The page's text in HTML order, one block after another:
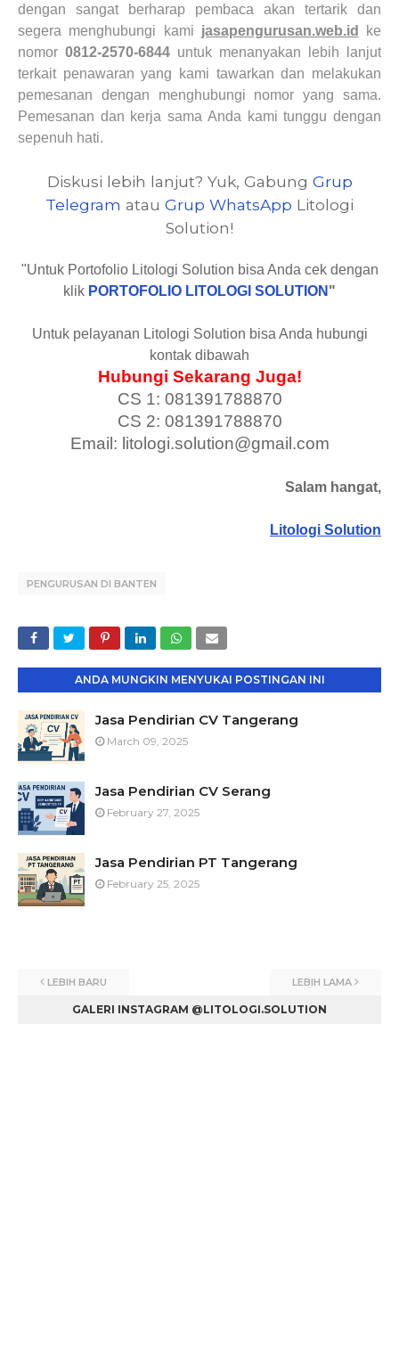
dengan sangat berharap pembaca akan tertarik dan
segera menghubungi kami jasapengurusan.web.id
ke
nomor 0812-2570-6844 untuk menanyakan lebih lanjut
terkait penawaran yang kami tawarkan dan melakukan
pemesanan dengan menghubungi nomor yang sama.
Pemesanan dan kerja sama Anda kami tunggu dengan
sepenuh hati.
Diskusi lebih lanjut? Yuk, Gabung Grup
Telegram atau Grup WhatsApp Litologi
Solution!
"Untuk Portofolio Litologi Solution bisa Anda cek dengan
klik PORTOFOLIO LITOLOGI SOLUTION "
Untuk pelayanan Litologi Solution bisa Anda hubungi
kontak dibawah
Hubungi Sekarang Juga!
CS 1: 081391788870
CS 2: 081391788870
Email: litologi.solution@gmail.com
Salam hangat,
Litologi Solution
PENGURUSAN DI BANTEN
ANDA MUNGKIN MENYUKAI POSTINGAN INI
Jasa Pendirian CV Tangerang
March 09, 2025
Jasa Pendirian CV Serang
February 27, 2025
Jasa Pendirian PT Tangerang
February 25, 2025
LEBIH BARU LEBIH LAMA
GALERI INSTAGRAM @LITOLOGI.SOLUTION